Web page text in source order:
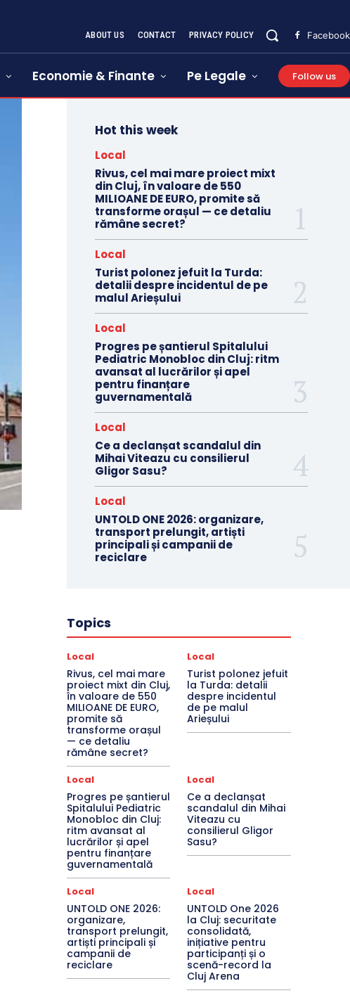
ABOUT US CONTACT PRIVACY POLICY Facebook
Economie & Finante Pe Legale Follow us
Hot this week
Local
Rivus, cel mai mare proiect mixt
din Cluj, în valoare de 550
MILIOANE DE EURO, promite să
transforme orașul — ce detaliu
rămâne secret?
Local
Turist polonez jefuit la Turda:
detalii despre incidentul de pe
malul Arieșului
Local
Progres pe șantierul Spitalului
Pediatric Monobloc din Cluj: ritm
avansat al lucrărilor și apel
pentru finanțare
guvernamentală
Local
Ce a declanșat scandalul din
Mihai Viteazu cu consilierul
Gligor Sasu?
Local
UNTOLD ONE 2026: organizare,
transport prelungit, artiști
principali și campanii de
reciclare
Topics
Local
Rivus, cel mai mare
proiect mixt din Cluj,
în valoare de 550
MILIOANE DE EURO,
promite să
transforme orașul
— ce detaliu
rămâne secret?
Local
Turist polonez jefuit
la Turda: detalii
despre incidentul
de pe malul
Arieșului
Local
Progres pe șantierul
Spitalului Pediatric
Monobloc din Cluj:
ritm avansat al
lucrărilor și apel
pentru finanțare
guvernamentală
Local
Ce a declanșat
scandalul din Mihai
Viteazu cu
consilierul Gligor
Sasu?
Local
UNTOLD ONE 2026:
organizare,
transport prelungit,
artiști principali și
campanii de
reciclare
Local
UNTOLD One 2026
la Cluj: securitate
consolidată,
inițiative pentru
participanți și o
scenă-record la
Cluj Arena